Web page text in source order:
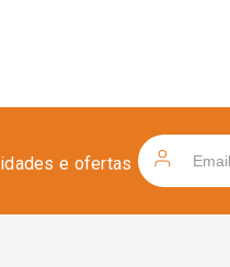
e ofertas